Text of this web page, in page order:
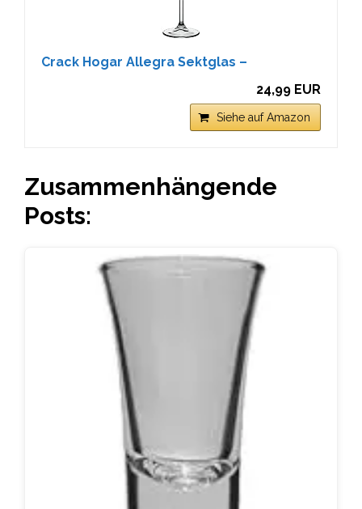
Crack Hogar Allegra Sektglas –
24,99 EUR
Siehe auf Amazon
Zusammenhängende
Posts: